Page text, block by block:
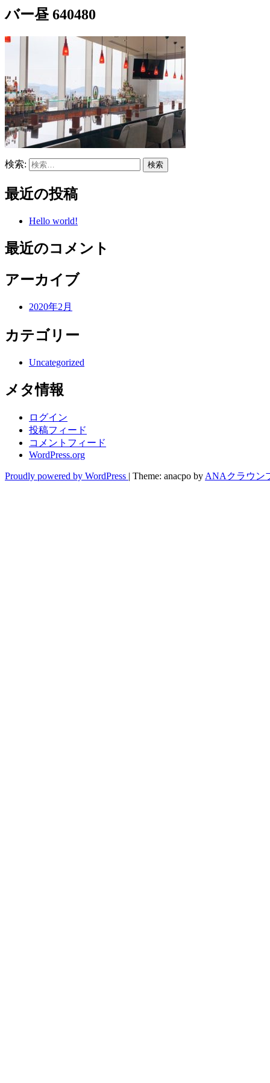
バー昼 640480
検索:
最近の投稿
Hello world!
最近のコメント
アーカイブ
2020年2月
カテゴリー
Uncategorized
メタ情報
ログイン
投稿フィード
コメントフィード
WordPress.org
Proudly powered by WordPress | Theme: anacpo by ANAクラウン